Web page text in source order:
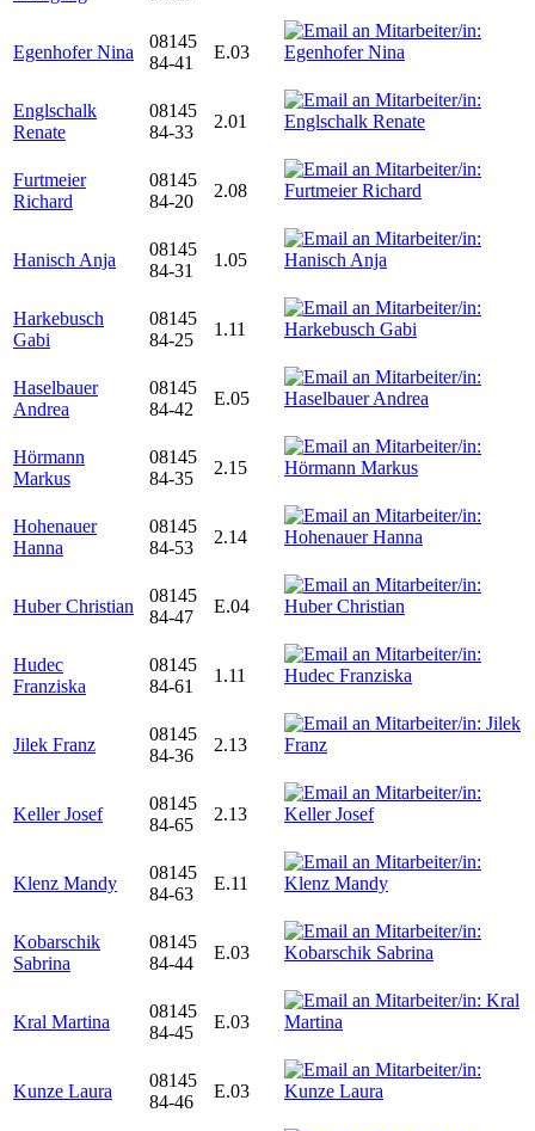
Egenhofer Nina
08145
84-41
E.03
Englschalk
Renate
08145
84-33
2.01
Furtmeier
Richard
08145
84-20
2.08
Hanisch Anja
08145
84-31
1.05
Harkebusch
Gabi
08145
84-25
1.11
Haselbauer
Andrea
08145
84-42
E.05
Hörmann
Markus
08145
84-35
2.15
Hohenauer
Hanna
08145
84-53
2.14
Huber Christian
08145
84-47
E.04
Hudec
Franziska
08145
84-61
1.11
Jilek Franz
08145
84-36
2.13
Keller Josef
08145
84-65
2.13
Klenz Mandy
08145
84-63
E.11
Kobarschik
Sabrina
08145
84-44
E.03
Kral Martina
08145
84-45
E.03
Kunze Laura
08145
84-46
E.03